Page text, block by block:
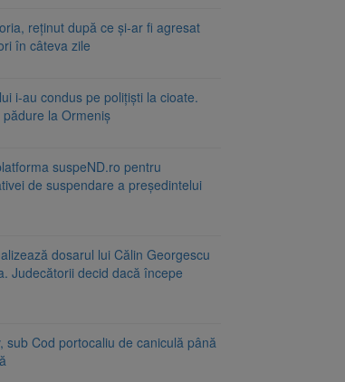
reținut după ce și-ar fi agresat
în câteva zile
i-au condus pe polițiști la cioate.
la Ormeniș
suspeND.ro pentru
de suspendare a președintelui
dosarul lui Călin Georgescu
Judecătorii decid dacă începe
sub Cod portocaliu de caniculă până